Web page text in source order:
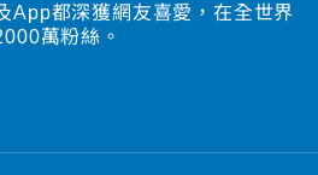
App都深獲網友喜愛，在全世界
萬粉絲。